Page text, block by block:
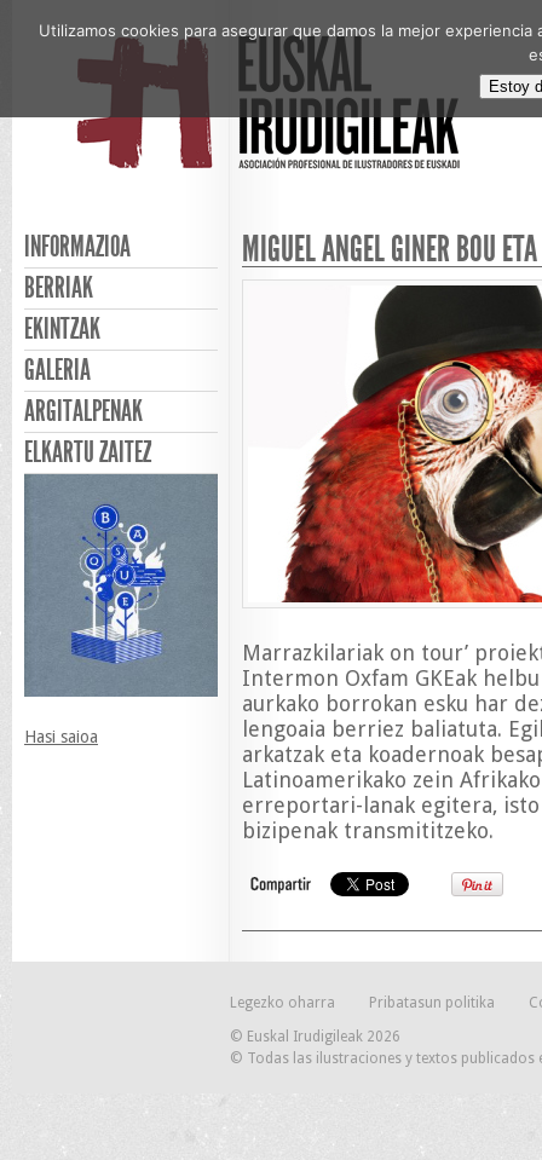
INFORMAZIOA
BERRIAK
EKINTZAK
GALERIA
ARGITALPENAK
ELKARTU ZAITEZ
Hasi saioa
MIGUEL ANGEL GINER BOU
Marrazkilariak on tour’
Intermon Oxfam GKEak
aurkako borrokan esku har
lengoaia berriez baliatuta.
arkatzak eta koadernoak
Latinoamerikako zein
erreportari-lanak egitera,
bizipenak transmititzeko.
Legezko oharra Pribatasun politika
© Euskal Irudigileak 2026
© Todas las ilustraciones y textos publicados
Utilizamos cookies para asegurar que damos la mejor
Estoy